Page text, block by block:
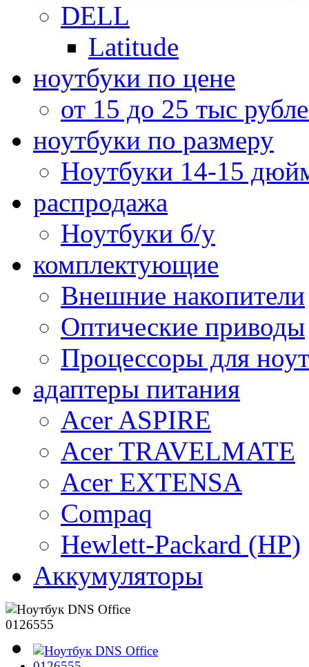
DELL
Latitude
ноутбуки по цене
от 15 до 25 тыс
ноутбуки по размеру
Ноутбуки 14-15
распродажа
Ноутбуки б/у
комплектующие
Внешние накопители
Оптические приводы
Процессоры для
адаптеры питания
Acer ASPIRE
Acer TRAVELMATE
Acer EXTENSA
Compaq
Hewlett-Packard (HP)
Аккумуляторы